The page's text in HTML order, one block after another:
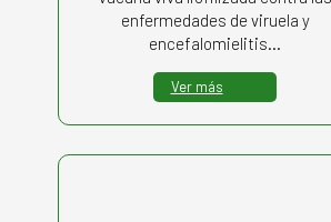
enfermedades de viruela y
encefalomielitis…
Ver más